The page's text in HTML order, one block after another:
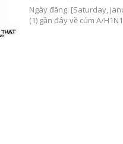
Ngày đăng: [Saturday,
(1) gần đây về cúm A/